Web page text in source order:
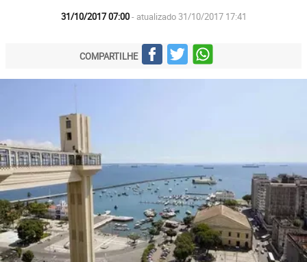
31/10/2017 07:00- atualizado 31/10/2017 17:41
COMPARTILHE